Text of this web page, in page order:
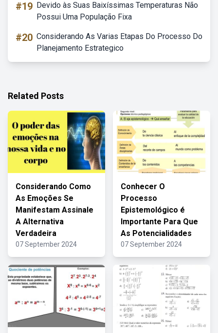
#19 Devido às Suas Baixíssimas Temperaturas Não
Possui Uma População Fixa
#20 Considerando As Varias Etapas Do Processo Do
Planejamento Estrategico
Related Posts
Considerando Como
As Emoções Se
Manifestam Assinale
A Alternativa
Verdadeira
07 September 2024
Conhecer O
Processo
Epistemológico é
Importante Para Que
As Potencialidades
07 September 2024